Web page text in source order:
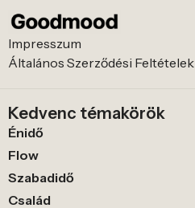
Impresszum
Általános Szerződési Feltételek
Kedvenc témakörök
Énidő
Flow
Szabadidő
Család